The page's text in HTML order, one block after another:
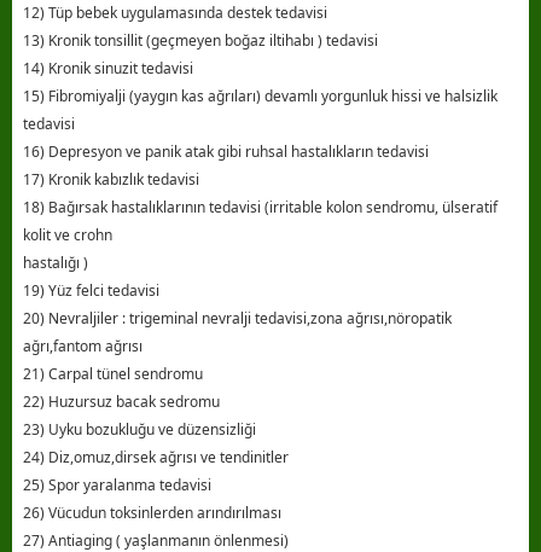
12) Tüp bebek uygulamasında destek tedavisi
13) Kronik tonsillit (geçmeyen boğaz iltihabı ) tedavisi
14) Kronik sinuzit tedavisi
15) Fibromiyalji (yaygın kas ağrıları) devamlı yorgunluk hissi ve halsizlik
tedavisi
16) Depresyon ve panik atak gibi ruhsal hastalıkların tedavisi
17) Kronik kabızlık tedavisi
18) Bağırsak hastalıklarının tedavisi (irritable kolon sendromu, ülseratif
kolit ve crohn
hastalığı )
19) Yüz felci tedavisi
20) Nevraljiler : trigeminal nevralji tedavisi,zona ağrısı,nöropatik
ağrı,fantom ağrısı
21) Carpal tünel sendromu
22) Huzursuz bacak sedromu
23) Uyku bozukluğu ve düzensizliği
24) Diz,omuz,dirsek ağrısı ve tendinitler
25) Spor yaralanma tedavisi
26) Vücudun toksinlerden arındırılması
27) Antiaging ( yaşlanmanın önlenmesi)